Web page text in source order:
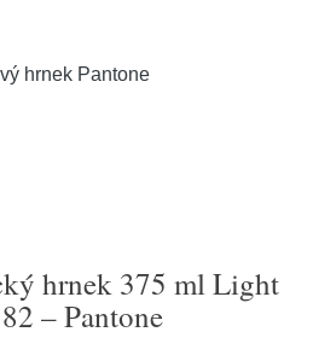
hrnek 375 ml Light
– Pantone